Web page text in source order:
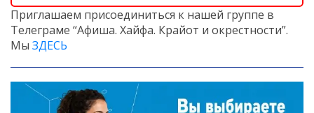
Приглашаем присоединиться к нашей группе в
Телеграме “Афиша. Хайфа. Крайот и окрестности”.
Мы ЗДЕСЬ